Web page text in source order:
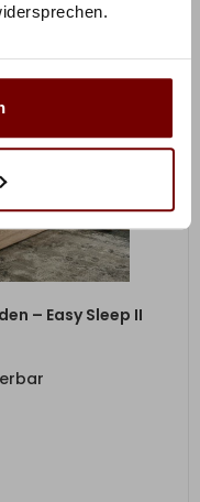
– Easy Sleep II